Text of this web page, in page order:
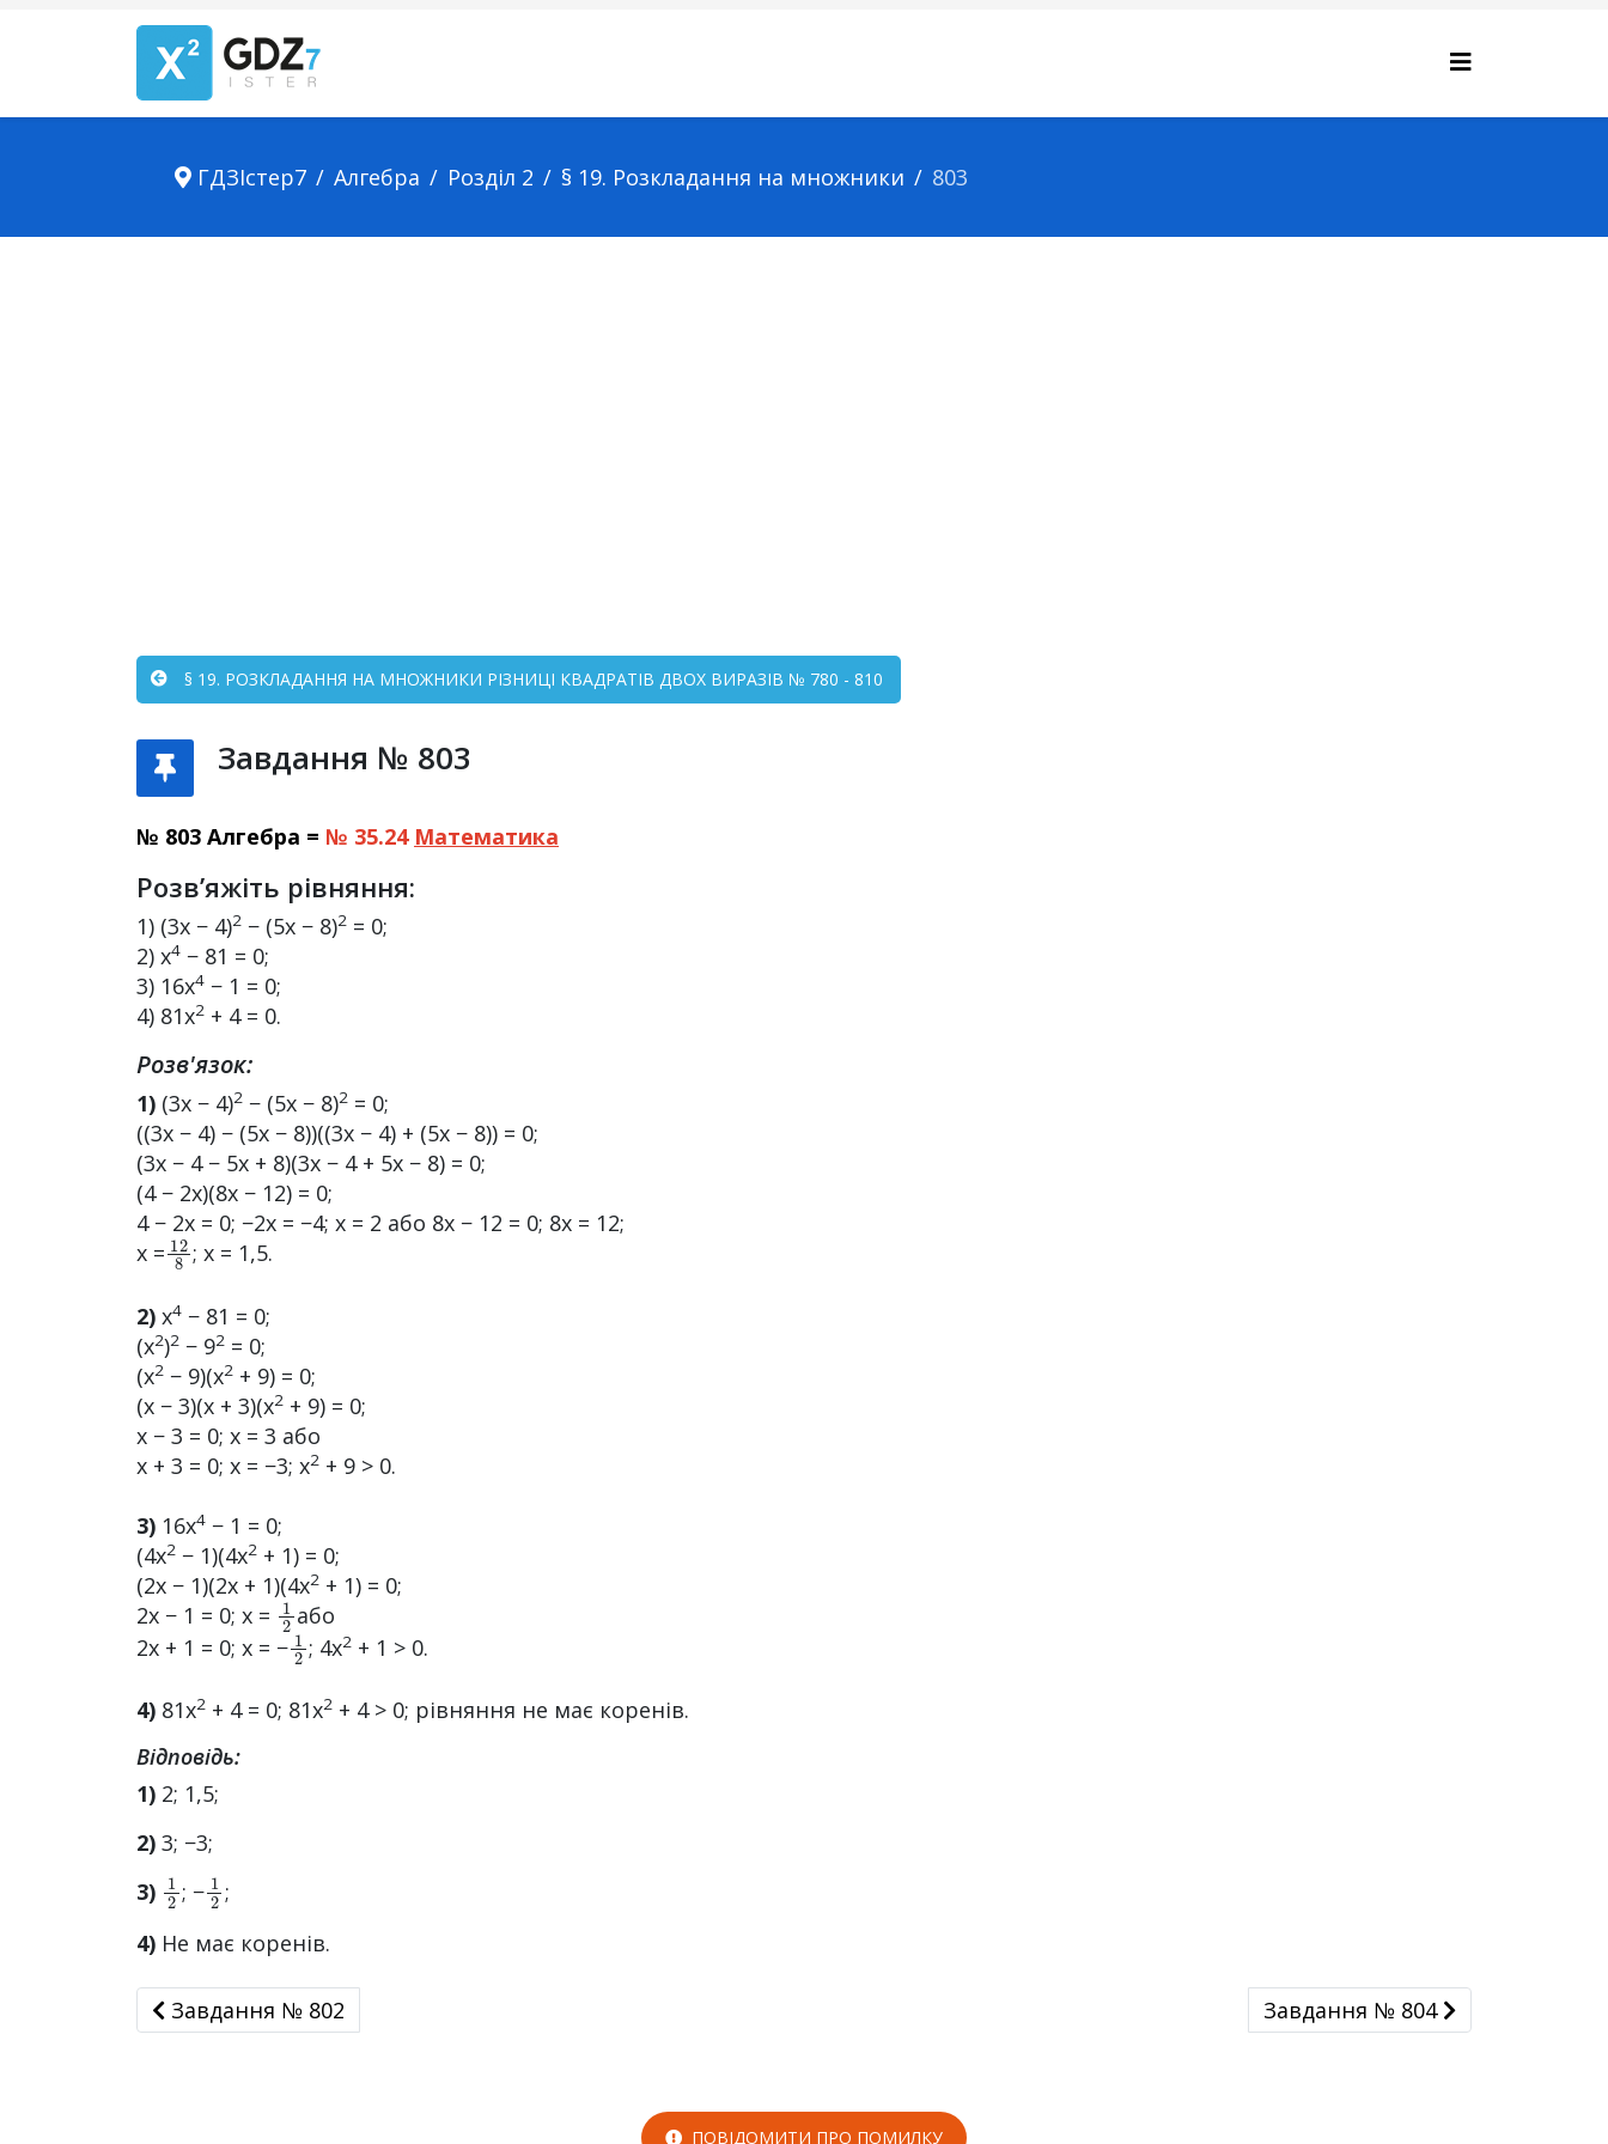
ГДЗІстер7 Алгебра Розділ 2 § 19. Розкладання на множники 803
§ 19. РОЗКЛАДАННЯ НА МНОЖНИКИ РІЗНИЦІ КВАДРАТІВ ДВОХ ВИРАЗІВ № 780 - 810
Завдання № 803
№ 803 Алгебра = № 35.24 Математика
Розв’яжіть рівняння:
1) (3x − 4)2 − (5x − 8)2 = 0;
2) x4 − 81 = 0;
3) 16x4 − 1 = 0;
4) 81x2 + 4 = 0.
Розв'язок:
1) (3x − 4)2 − (5x − 8)2 = 0;
((3x − 4) − (5x − 8))((3x − 4) + (5x − 8)) = 0;
(3x − 4 − 5x + 8)(3x − 4 + 5x − 8) = 0;
(4 − 2x)(8x − 12) = 0;
4 − 2x = 0; −2x = −4; x = 2 або 8x − 12 = 0; 8x = 12;
x = 128
; x = 1,5.
2) x4 − 81 = 0;
(x2)2 − 92 = 0;
(x2 − 9)(x2 + 9) = 0;
(x − 3)(x + 3)(x2 + 9) = 0;
x − 3 = 0; x = 3 або
x + 3 = 0; x = −3; x2 + 9 > 0.
3) 16x4 − 1 = 0;
(4x2 − 1)(4x2 + 1) = 0;
(2x − 1)(2x + 1)(4x2 + 1) = 0;
2x − 1 = 0; x = 12або
2x + 1 = 0; x = −12; 4x2+ 1 > 0.
4) 81x2 + 4 = 0; 81x2 + 4 > 0; рівняння не має коренів.
Відповідь:
1) 2; 1,5;
2) 3; −3;
3) 1 ; − 1 ;
4) Не має коренів.
Завдання № 802
Завдання № 802 Завдання № 804
Завдання № 804
ПОВІДОМИТИ ПРО ПОМИЛКУ